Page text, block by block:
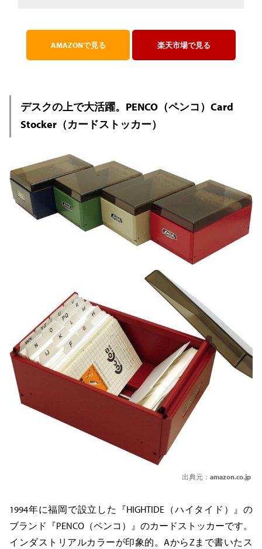
AMAZONで見る 楽天市場で見る
デスクの上で大活躍。PENCO（ペンコ）Card
Stocker（カードストッカー）
出典元： amazon.co.jp
1994年に福岡で設立した『HIGHTIDE（ハイタイド）』の
ブランド『PENCO（ペンコ）』のカードストッカーです。
インダストリアルカラーが印象的。AからZまで書いたス